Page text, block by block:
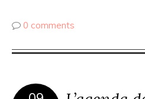
0 comments